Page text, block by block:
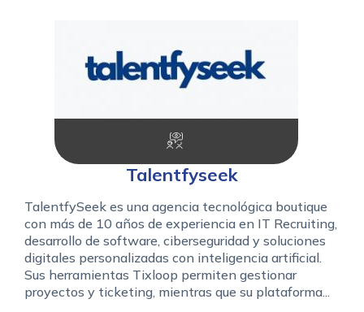
Talentfyseek
TalentfySeek es una agencia tecnológica boutique
con más de 10 años de experiencia en IT Recruiting,
desarrollo de software, ciberseguridad y soluciones
digitales personalizadas con inteligencia artificial.
Sus herramientas Tixloop permiten gestionar
proyectos y ticketing, mientras que su plataforma...